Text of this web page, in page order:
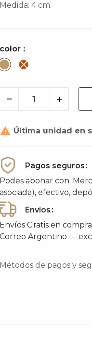
Medida: 4 cm.
color :
CamelCarey
 Última unidad en
Pagos seguros
Podes abonar con:
asociada), efectivo,
Envíos
Envíos Gratis en
Correo Argentino —
Métodos de pagos y